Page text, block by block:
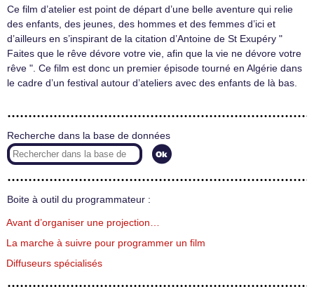
Ce film d’atelier est point de départ d’une belle aventure qui relie
des enfants, des jeunes, des hommes et des femmes d’ici et
d’ailleurs en s’inspirant de la citation d’Antoine de St Exupéry "
Faites que le rêve dévore votre vie, afin que la vie ne dévore votre
rêve ". Ce film est donc un premier épisode tourné en Algérie dans
le cadre d’un festival autour d’ateliers avec des enfants de là bas.
Recherche dans la base de données
Boite à outil du programmateur :
Avant d’organiser une projection…
La marche à suivre pour programmer un film
Diffuseurs spécialisés